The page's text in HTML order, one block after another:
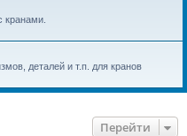
деталей и т.п. для кранов
Перейти